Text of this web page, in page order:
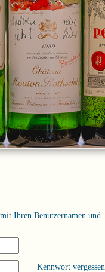
Ihren Benutzernamen und
Kennwort vergessen